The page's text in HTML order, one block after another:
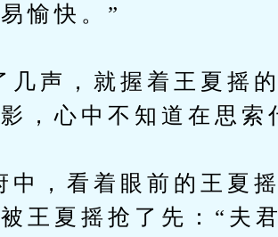
愉快。”
声，就握着王夏摇
，心中不知道在思索
，看着眼前的王夏摇
王夏摇抢了先：“夫